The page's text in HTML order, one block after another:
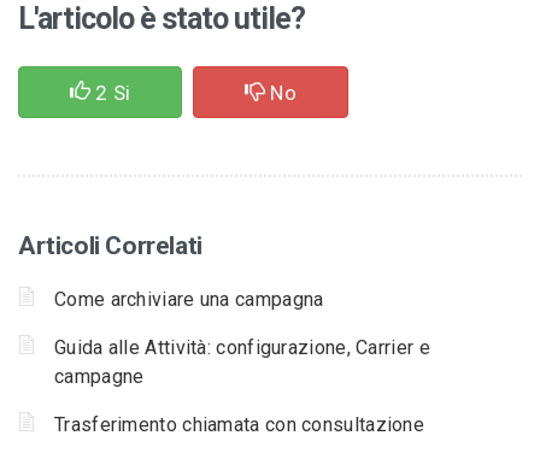
L'articolo è stato utile?
2 Si No
Articoli Correlati
Come archiviare una campagna
Guida alle Attività: configurazione, Carrier e
campagne
Trasferimento chiamata con consultazione